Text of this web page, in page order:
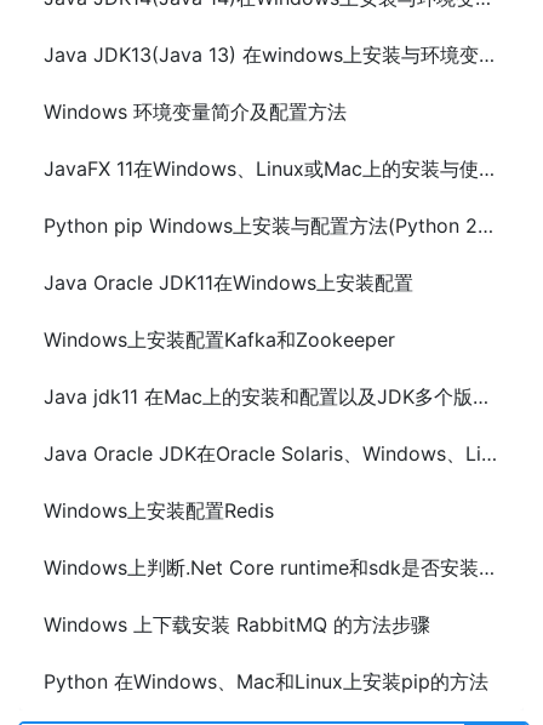
Java JDK13(Java 13) 在windows上安装与环境变量配置
Windows 环境变量简介及配置方法
JavaFX 11在Windows、Linux或Mac上的安装与使用配置
Python pip Windows上安装与配置方法(Python 2和Python 3)
Java Oracle JDK11在Windows上安装配置
Windows上安装配置Kafka和Zookeeper
Java jdk11 在Mac上的安装和配置以及JDK多个版本之间切换
Java Oracle JDK在Oracle Solaris、Windows、Linux和Mac上安装配置
Windows上安装配置Redis
Windows上判断.Net Core runtime和sdk是否安装方法
Windows 上下载安装 RabbitMQ 的方法步骤
Python 在Windows、Mac和Linux上安装pip的方法